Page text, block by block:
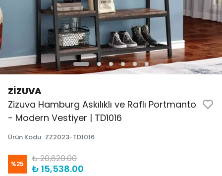
ZİZUVA
Zizuva Hamburg Askılıklı ve Raflı Portmanto
- Modern Vestiyer | TD1016
Ürün Kodu: ZZ2023-TD1016
%25 ₺ 20,820.00
₺ 15,538.00